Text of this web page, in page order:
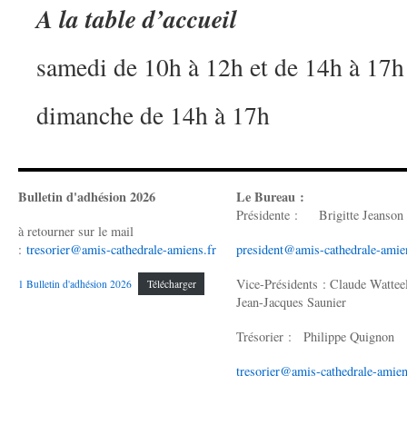
A la table d’accueil
samedi de 10h à 12h et de 14h à 17h
dimanche de 14h à 17h
Bulletin d'adhésion 2026
à retourner sur le mail
: tresorier@amis-cathedrale-amiens.fr
1 Bulletin d'adhésion 2026 Télécharger
Le Bureau :
Présidente : Brigitte Jeanson
president@amis-cathedrale-
Vice-Présidents : Claude
Jean-Jacques Saunier
Trésorier : Philippe Quignon
tresorier@amis-cathedrale-